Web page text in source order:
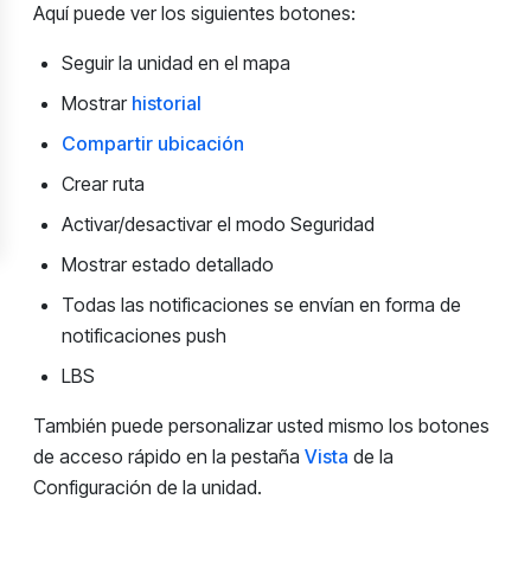
Aquí puede ver los siguientes botones:
Seguir la unidad en el mapa
Mostrar historial
Compartir ubicación
Crear ruta
Activar/desactivar el modo Seguridad
Mostrar estado detallado
Todas las notificaciones se envían en forma de
notificaciones push
LBS
También puede personalizar usted mismo los botones
de acceso rápido en la pestaña Vista de la
Configuración de la unidad.